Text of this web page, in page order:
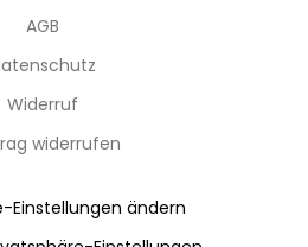
AGB
Widerruf
widerrufen
Einstellungen ändern